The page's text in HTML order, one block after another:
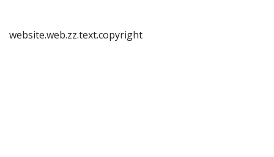
website.web.zz.text.copyright